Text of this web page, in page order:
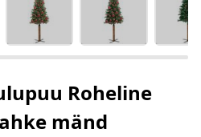
Roheline
mänd